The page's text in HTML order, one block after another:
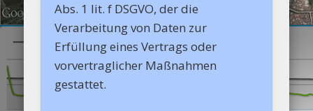
Abs. 1 lit. f DSGVO, der die
Verarbeitung von Daten zur
Erfüllung eines Vertrags oder
vorvertraglicher Maßnahmen
gestattet.